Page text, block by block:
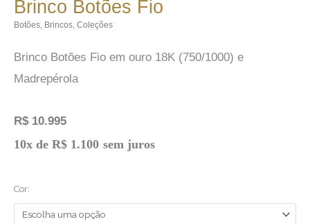
Brinco Botões Fio
Botões, Brincos, Coleções
Brinco Botões Fio em ouro 18K (750/1000) e
Madrepérola
R$ 10.995
10x de R$ 1.100 sem juros
Cor:
Brinco
quantidade